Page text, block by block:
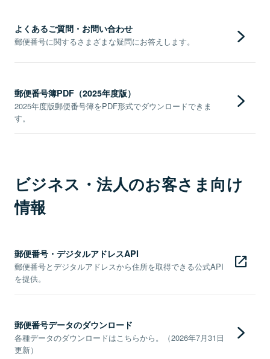
よくあるご質問・お問い合わせ
郵便番号に関するさまざまな疑問にお答えします。
郵便番号簿PDF（2025年度版）
2025年度版郵便番号簿をPDF形式でダウンロードできま
す。
ビジネス・法人のお客さま向け
情報
郵便番号・デジタルアドレスAPI
郵便番号とデジタルアドレスから住所を取得できる公式API
を提供。
郵便番号データのダウンロード
各種データのダウンロードはこちらから。（2026年7月31日
更新）